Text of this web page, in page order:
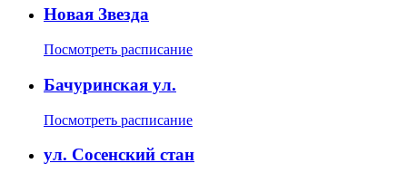
Новая Звезда
Посмотреть расписание
Бачуринская ул.
Посмотреть расписание
ул. Сосенский стан